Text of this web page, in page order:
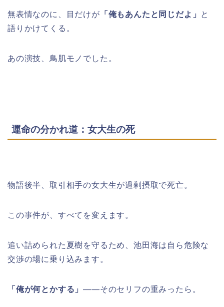
無表情なのに、目だけが 「俺もあんたと同じだよ」 と
語りかけてくる。
あの演技、鳥肌モノでした。
運命の分かれ道：女大生の死
物語後半、取引相手の女大生が過剰摂取で死亡。
この事件が、すべてを変えます。
追い詰められた夏樹を守るため、池田海は自ら危険な
交渉の場に乗り込みます。
「俺が何とかする」――そのセリフの重みったら。